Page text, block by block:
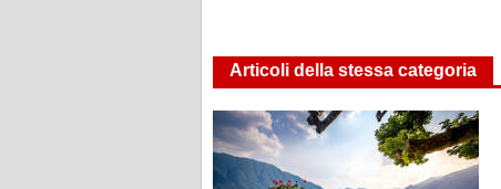
Articoli della stessa categoria